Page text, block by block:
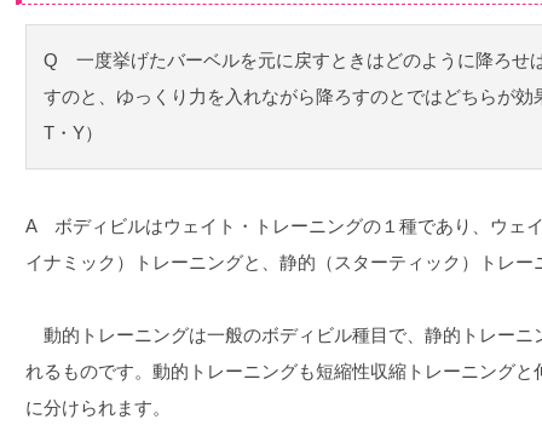
Q 一度挙げたバーベルを元に戻すときはどのように降ろせ
すのと、ゆっくり力を入れながら降ろすのとではどちらが
T・Y）
A ボディビルはウェイト・トレーニングの１種であり、ウェ
イナミック）トレーニングと、静的（スターティック）トレー
動的トレーニングは一般のボディビル種目で、静的トレーニ
れるものです。動的トレーニングも短縮性収縮トレーニング
に分けられます。